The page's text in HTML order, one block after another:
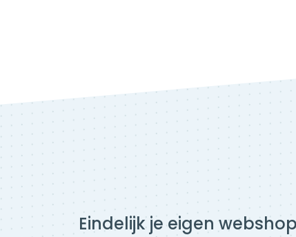
Eindelijk je eigen webshop